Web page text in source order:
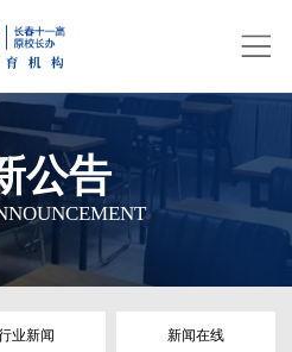
公告
业新闻 新闻在线